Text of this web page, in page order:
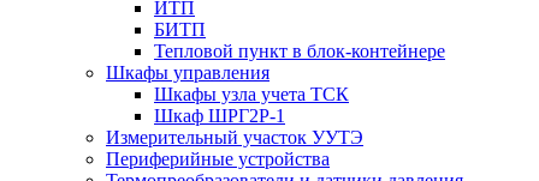
ИТП
БИТП
Тепловой пункт в блок-контейнере
Шкафы управления
Шкафы узла учета ТСК
Шкаф ШРГ2Р-1
Измерительный участок УУТЭ
Периферийные устройства